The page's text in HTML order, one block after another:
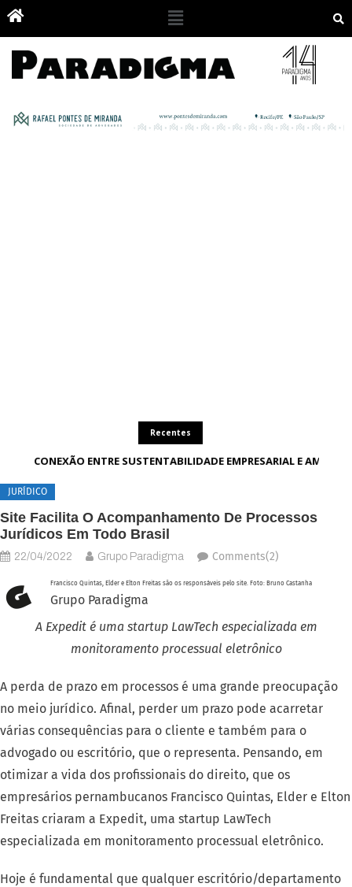
Recentes
A CONEXÃO ENTRE SUSTENTABILIDADE EMPRESARIAL E
JURÍDICO
Site Facilita O Acompanhamento De Processos
Jurídicos Em Todo Brasil
22/04/2022 Grupo Paradigma Comments(2)
Francisco Quintas, Elder e Elton Freitas são os responsáveis pelo site. Foto: Bruno Castanha
Grupo Paradigma
A Expedit é uma startup LawTech especializada em
monitoramento processual eletrônico
A perda de prazo em processos é uma grande preocupação
no meio jurídico. Afinal, perder um prazo pode acarretar
várias consequências para o cliente e também para o
advogado ou escritório, que o representa. Pensando, em
otimizar a vida dos profissionais do direito, que os
empresários pernambucanos Francisco Quintas, Elder e Elton
Freitas criaram a Expedit, uma startup LawTech
especializada em monitoramento processual eletrônico.
Hoje é fundamental que qualquer escritório/departamento